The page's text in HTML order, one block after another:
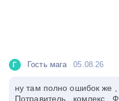
Г Гость мага 05.08.26
ну там полно ошибок же ,
Потравитель , комлекс ,